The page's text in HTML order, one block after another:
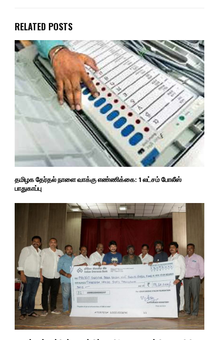
RELATED POSTS
தமிழக தேர்தல் நாளை வாக்கு எண்ணிக்கை: 1 லட்சம் போலீஸ்
பாதுகாப்பு